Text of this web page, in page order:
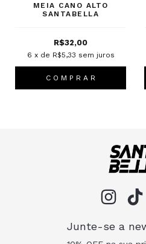
MEIA CANO ALTO
SANTABELLA
R$32,00
6 x de R$5,33 sem juros
C O M P R A R
Junte-se a